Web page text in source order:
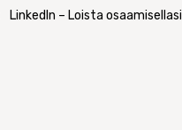
LinkedIn – Loista osaamisellasi